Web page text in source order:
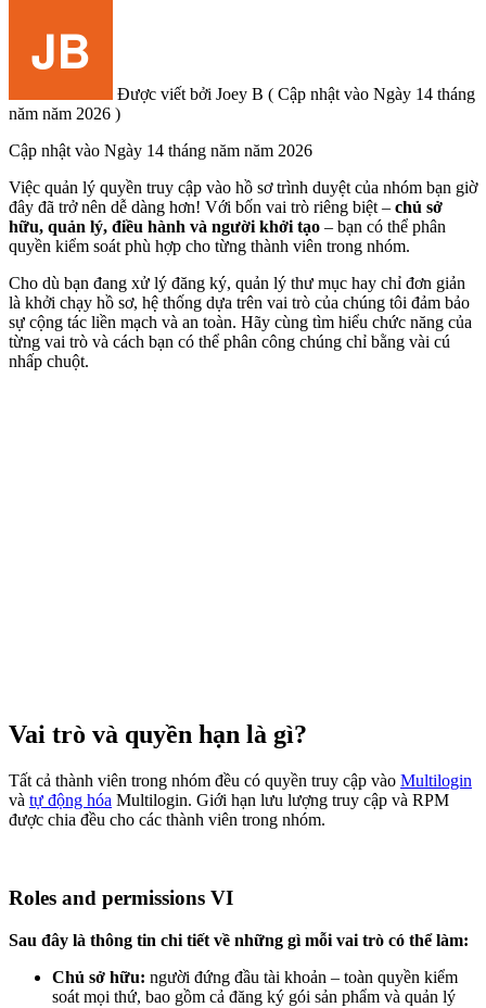
Được viết bởi Joey B ( Cập nhật vào Ngày 14 tháng
năm năm 2026 )
Cập nhật vào Ngày 14 tháng năm năm 2026
Việc quản lý quyền truy cập vào hồ sơ trình duyệt của nhóm bạn giờ
đây đã trở nên dễ dàng hơn! Với bốn vai trò riêng biệt – chủ sở
hữu, quản lý, điều hành và người khởi tạo – bạn có thể phân
quyền kiểm soát phù hợp cho từng thành viên trong nhóm.
Cho dù bạn đang xử lý đăng ký, quản lý thư mục hay chỉ đơn giản
là khởi chạy hồ sơ, hệ thống dựa trên vai trò của chúng tôi đảm bảo
sự cộng tác liền mạch và an toàn. Hãy cùng tìm hiểu chức năng của
từng vai trò và cách bạn có thể phân công chúng chỉ bằng vài cú
nhấp chuột.
Vai trò và quyền hạn là gì?
Tất cả thành viên trong nhóm đều có quyền truy cập vào Multilogin
và tự động hóa Multilogin. Giới hạn lưu lượng truy cập và RPM
được chia đều cho các thành viên trong nhóm.
Roles and permissions VI
Sau đây là thông tin chi tiết về những gì mỗi vai trò có thể làm:
Chủ sở hữu: người đứng đầu tài khoản – toàn quyền kiểm
soát mọi thứ, bao gồm cả đăng ký gói sản phẩm và quản lý